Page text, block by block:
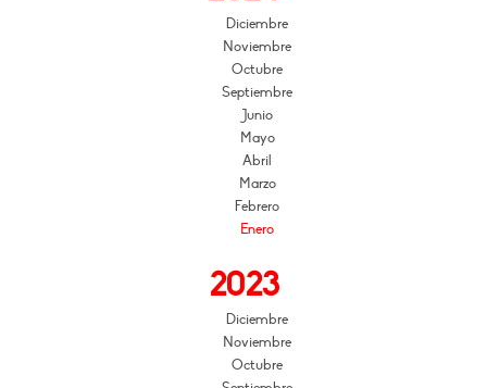
Diciembre
Noviembre
Octubre
Septiembre
Junio
Mayo
Abril
Marzo
Febrero
Enero
2023
Diciembre
Noviembre
Octubre